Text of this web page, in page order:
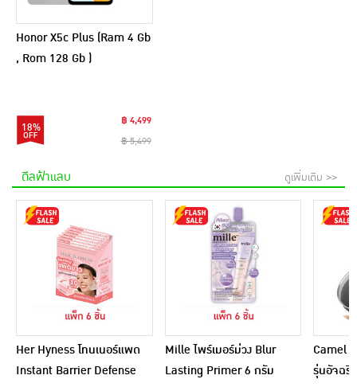
Honor X5c Plus (Ram 4 Gb
, Rom 128 Gb )
18%
฿ 4,499
฿ 5,499
ดีลฟ้าแลบ ดูเพิ่มเติม >>
Her Hyness โทนเนอร์แพด
Instant Barrier Defense
Mille ไพร์เมอร์ม่วง Blur
Lasting Primer 6 กรัม
Camel
รุ่นอัจฉริ